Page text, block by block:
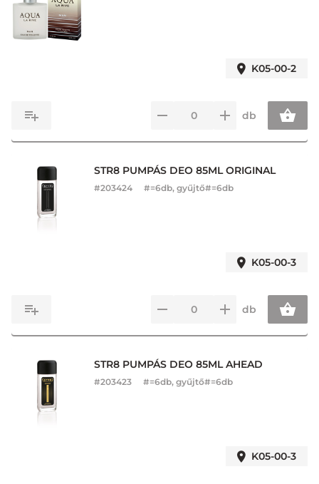
K05-00-2
db
STR8 PUMPÁS DEO 85ML ORIGINAL
#203424 #=6db, gyűjtő#=6db
K05-00-3
db
STR8 PUMPÁS DEO 85ML AHEAD
#203423 #=6db, gyűjtő#=6db
K05-00-3